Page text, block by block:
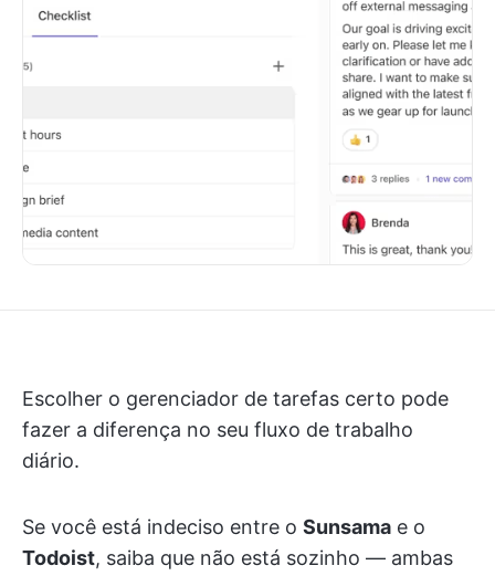
Escolher o gerenciador de tarefas certo pode
fazer a diferença no seu fluxo de trabalho
diário.
Se você está indeciso entre o Sunsama e o
Todoist, saiba que não está sozinho — ambas